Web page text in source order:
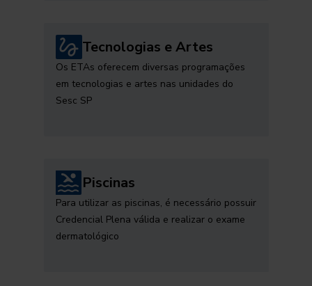
Tecnologias e Artes
Os ETAs oferecem diversas programações
em tecnologias e artes nas unidades do
Sesc SP
Piscinas
Para utilizar as piscinas, é necessário possuir
Credencial Plena válida e realizar o exame
dermatológico